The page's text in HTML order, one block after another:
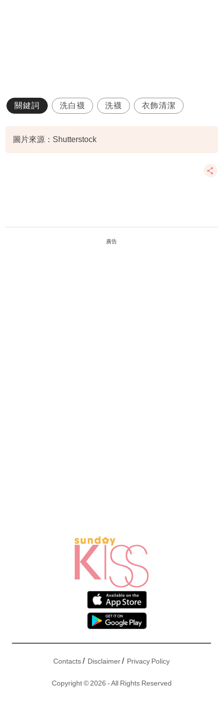
關鍵詞 洗白襪 洗襪 衣飾清潔
圖片來源：Shutterstock
廣告
Contacts/ Disclaimer/ Privacy Policy
Copyright © 2026 - All Rights Reserved